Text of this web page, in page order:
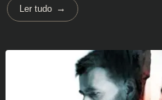
Ler tudo